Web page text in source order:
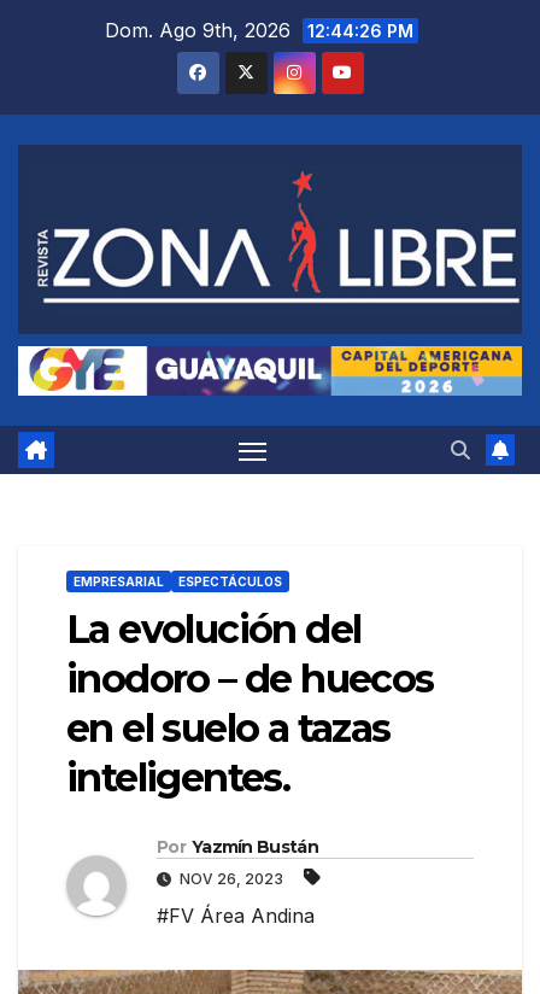
Dom. Ago 9th, 2026 12:44:27 PM
EMPRESARIAL ESPECTÁCULOS
La evolución del
inodoro – de huecos
en el suelo a tazas
inteligentes.
Por Yazmín Bustán
NOV 26, 2023
#FV Área Andina